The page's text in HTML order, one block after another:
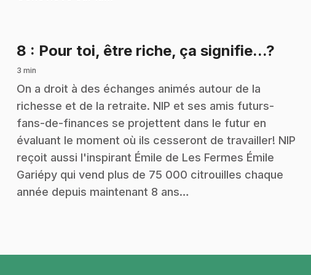
8 : Pour toi, être riche, ça signifie...?
3 min
.On a droit à des échanges animés autour de la
richesse et de la retraite. NIP et ses amis futurs-
fans-de-finances se projettent dans le futur en
évaluant le moment où ils cesseront de travailler! NIP
reçoit aussi l'inspirant Émile de Les Fermes Émile
Gariépy qui vend plus de 75 000 citrouilles chaque
année depuis maintenant 8 ans…